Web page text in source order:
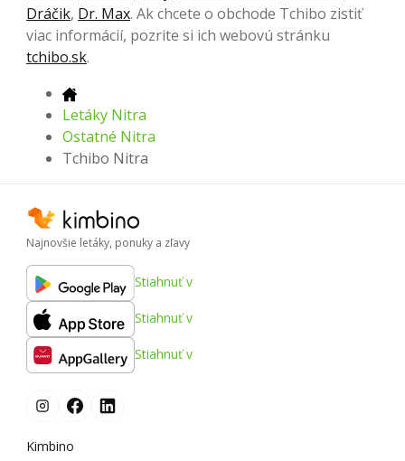
Dráčik, Dr. Max. Ak chcete o obchode Tchibo zistiť
viac informácií, pozrite si ich webovú stránku
tchibo.sk.
Letáky Nitra
Ostatné Nitra
Tchibo Nitra
Najnovšie letáky, ponuky a zľavy
Stiahnuť v
Stiahnuť v
Stiahnuť v
Kimbino